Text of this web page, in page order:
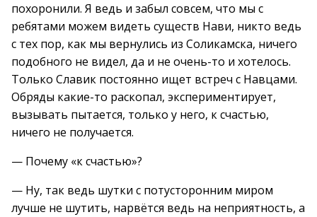
похоронили. Я ведь и забыл совсем, что мы с
ребятами можем видеть существ Нави, никто ведь
с тех пор, как мы вернулись из Соликамска, ничего
подобного не видел, да и не очень-то и хотелось.
Только Славик постоянно ищет встреч с Навцами.
Обряды какие-то раскопал, экспериментирует,
вызывать пытается, только у него, к счастью,
ничего не получается.
— Почему «к счастью»?
— Ну, так ведь шутки с потусторонним миром
лучше не шутить, нарвётся ведь на неприятность, а